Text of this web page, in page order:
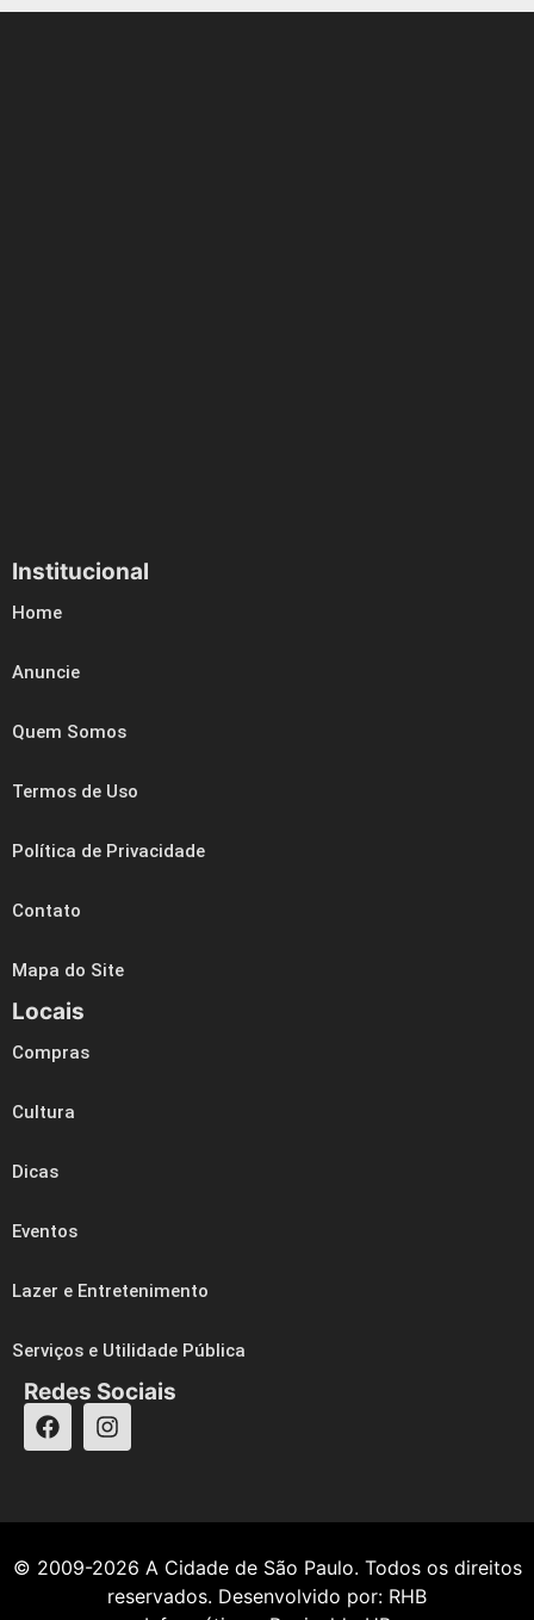
Institucional
Home
Anuncie
Quem Somos
Termos de Uso
Política de Privacidade
Contato
Mapa do Site
Locais
Compras
Cultura
Dicas
Eventos
Lazer e Entretenimento
Serviços e Utilidade Pública
Redes Sociais
© 2009-2026 A Cidade de São Paulo. Todos os direitos
reservados. Desenvolvido por: RHB